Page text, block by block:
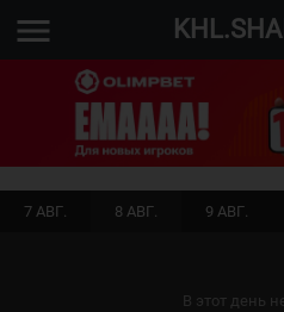
menu
7 АВГ. 8 АВГ. 9 АВГ.
В этот день